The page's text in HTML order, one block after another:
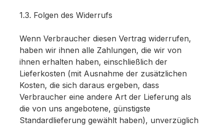
1.3. Folgen des Widerrufs
Wenn Verbraucher diesen Vertrag widerrufen,
haben wir ihnen alle Zahlungen, die wir von
ihnen erhalten haben, einschließlich der
Lieferkosten (mit Ausnahme der zusätzlichen
Kosten, die sich daraus ergeben, dass
Verbraucher eine andere Art der Lieferung als
die von uns angebotene, günstigste
Standardlieferung gewählt haben), unverzüglich